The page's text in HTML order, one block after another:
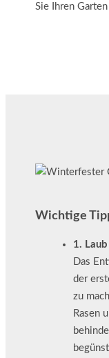
Sie Ihren
Wichtige
1.
Das
der
zu
Rasen